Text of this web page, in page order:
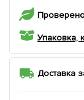
Упаковка,
Доставка